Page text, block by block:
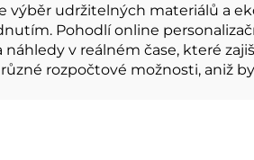
udržitelných materiálů a
Pohodlí online
v reálném čase, které
rozpočtové možnosti, aniž